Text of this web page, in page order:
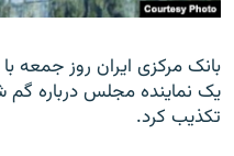
بانک مرکزی ایران روز جمعه
تکذیب کرد.